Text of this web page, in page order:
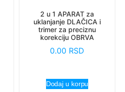
2 u 1 APARAT za
uklanjanje DLAČICA i
trimer za preciznu
korekciju OBRVA
0.00 RSD
Dodaj u korpu